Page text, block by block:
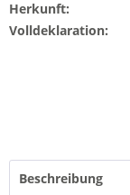
Herkunft:
Volldeklaration:
Beschreibung